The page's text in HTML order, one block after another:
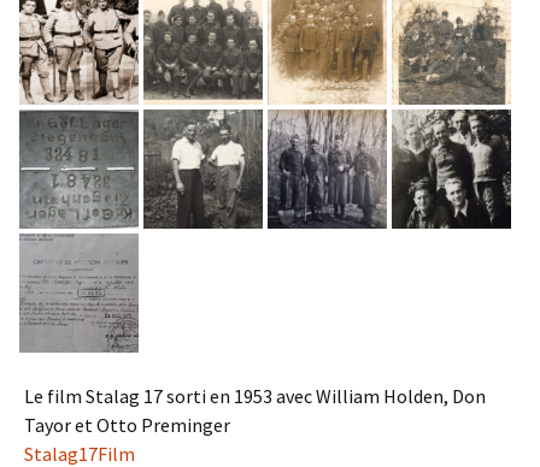
Le film Stalag 17 sorti en 1953 avec William Holden, Don
Tayor et Otto Preminger
Stalag17Film